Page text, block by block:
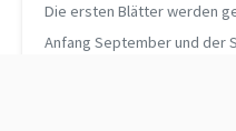
Die ersten Blätter werden
Anfang September und der